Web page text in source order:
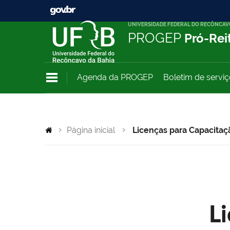
UNIVERSIDADE FEDERAL DO
PROGEP Pró-
Agenda da PROGEP Boletim de
Página inicial Licenças para